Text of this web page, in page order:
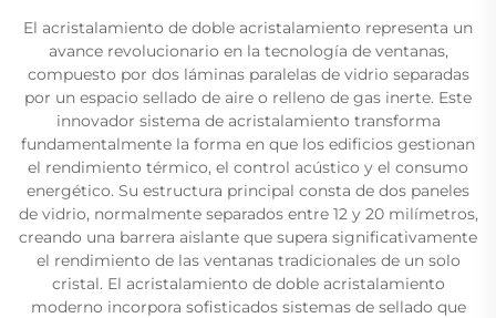
El acristalamiento de doble acristalamiento representa un
avance revolucionario en la tecnología de ventanas,
compuesto por dos láminas paralelas de vidrio separadas
por un espacio sellado de aire o relleno de gas inerte. Este
innovador sistema de acristalamiento transforma
fundamentalmente la forma en que los edificios gestionan
el rendimiento térmico, el control acústico y el consumo
energético. Su estructura principal consta de dos paneles
de vidrio, normalmente separados entre 12 y 20 milímetros,
creando una barrera aislante que supera significativamente
el rendimiento de las ventanas tradicionales de un solo
cristal. El acristalamiento de doble acristalamiento
moderno incorpora sofisticados sistemas de sellado que